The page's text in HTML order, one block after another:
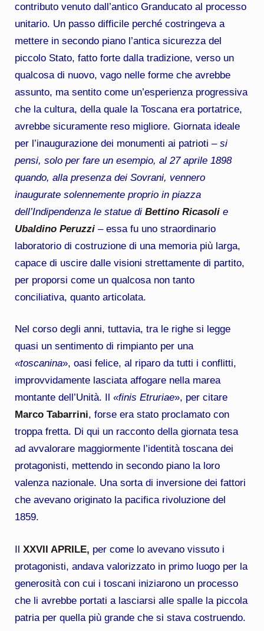
contributo venuto dall’antico Granducato al processo
unitario. Un passo difficile perché costringeva a
mettere in secondo piano l’antica sicurezza del
piccolo Stato, fatto forte dalla tradizione, verso un
qualcosa di nuovo, vago nelle forme che avrebbe
assunto, ma sentito come un’esperienza progressiva
che la cultura, della quale la Toscana era portatrice,
avrebbe sicuramente reso migliore. Giornata ideale
per l’inaugurazione dei monumenti ai patrioti – si
pensi, solo per fare un esempio, al 27 aprile 1898
quando, alla presenza dei Sovrani, vennero
inaugurate solennemente proprio in piazza
dell’Indipendenza le statue di Bettino Ricasolie
Ubaldino Peruzzi– essa fu uno straordinario
laboratorio di costruzione di una memoria più larga,
capace di uscire dalle visioni strettamente di partito,
per proporsi come un qualcosa non tanto
conciliativa, quanto articolata.
Nel corso degli anni, tuttavia, tra le righe si legge
quasi un sentimento di rimpianto per una
«toscanina», oasi felice, al riparo da tutti i conflitti,
improvvidamente lasciata affogare nella marea
montante dell’Unità. Il «finis Etruriae», per citare
Marco Tabarrini, forse era stato proclamato con
troppa fretta. Di qui un racconto della giornata tesa
ad avvalorare maggiormente l’identità toscana dei
protagonisti, mettendo in secondo piano la loro
valenza nazionale. Una sorta di inversione dei fattori
che avevano originato la pacifica rivoluzione del
1859.
Il XXVII APRILE, per come lo avevano vissuto i
protagonisti, andava valorizzato in primo luogo per la
generosità con cui i toscani iniziarono un processo
che li avrebbe portati a lasciarsi alle spalle la piccola
patria per quella più grande che si stava costruendo.